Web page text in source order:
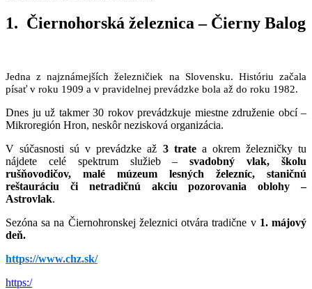
1. Čiernohorská železnica – Čierny Balog
Jedna z najznámejších železničiek na Slovensku. Históriu začala
písať v roku 1909 a v pravidelnej prevádzke bola až do roku 1982.
Dnes ju už takmer 30 rokov prevádzkuje miestne združenie obcí –
Mikroregión Hron, neskôr nezisková organizácia.
V súčasnosti sú v prevádzke až 3 tratea okrem železničky tu
nájdete celé spektrum služieb –svadobný vlak, školu
rušňovodičov, malé múzeum lesných železníc, staničnú
reštauráciu či netradičnú akciu pozorovania oblohy –
Astrovlak.
Sezóna sa na Čiernohronskej železnici otvára tradične v 1. májový
deň.
https://www.chz.sk/
https:/